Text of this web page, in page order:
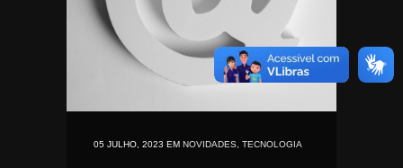
05 JULHO, 2023 EM NOVIDADES TECNOLOGIA